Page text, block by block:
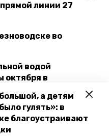
а детям
гулять»: в
благоустраивают
линии 27
во
водой
октября в